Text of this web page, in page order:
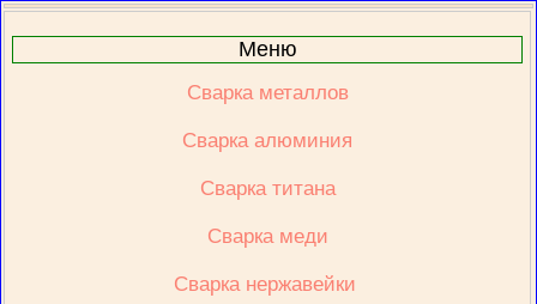
Меню
Сварка металлов
Сварка алюминия
Сварка титана
Сварка меди
Сварка нержавейки